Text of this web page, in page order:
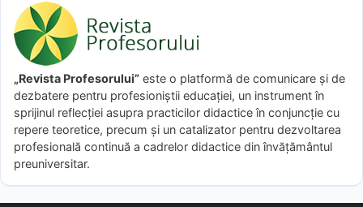
„Revista Profesorului” este o platformă de comunicare și de
dezbatere pentru profesioniștii educației, un instrument în
sprijinul reflecției asupra practicilor didactice în conjuncție cu
repere teoretice, precum și un catalizator pentru dezvoltarea
profesională continuă a cadrelor didactice din învățământul
preuniversitar.